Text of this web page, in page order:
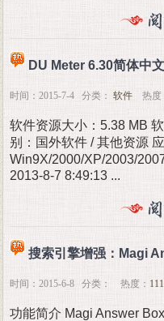
DU Meter 6.30简体中
时间：2015-7-4 分类： 软件 热度
软件资源大小：5.38 MB
别：国外软件 / 其他资源
Win9X/2000/XP/2003/
2013-8-7 8:49:13 ...
搜索引擎增强：Magi
时间：2015-6-8 分类： 热度：
功能简介 Magi Answer